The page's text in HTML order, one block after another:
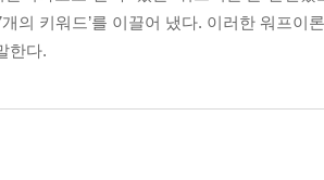
의 키워드’를 이끌어 냈다. 이러한 워프이
한다.